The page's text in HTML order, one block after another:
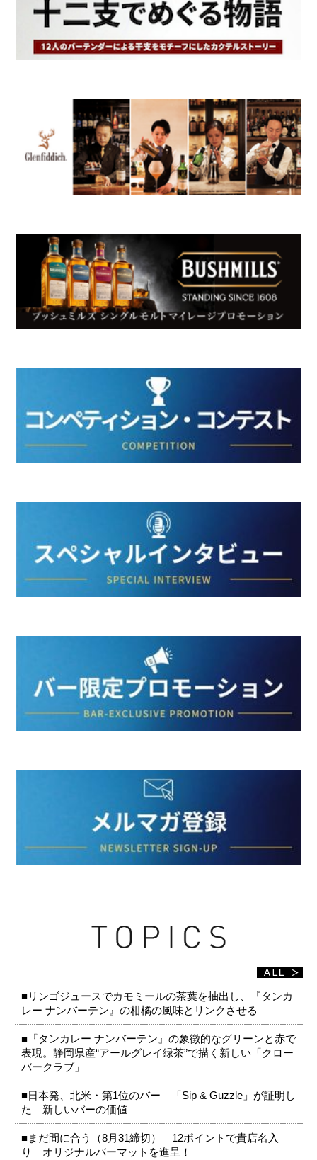
■リンゴジュースでカモミールの茶葉を抽出し、『タンカ
レー ナンバーテン』の柑橘の風味とリンクさせる
■『タンカレー ナンバーテン』の象徴的なグリーンと赤で
表現。静岡県産“アールグレイ緑茶”で描く新しい「クロー
バークラブ」
■日本発、北米・第1位のバー 「Sip & Guzzle」が証明し
た 新しいバーの価値
■まだ間に合う（8月31締切） 12ポイントで貴店名入
り オリジナルバーマットを進呈！